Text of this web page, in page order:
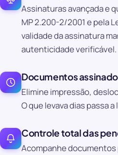
Assinaturas avançada e
MP 2.200-2/2001 e pela
validade da assinatura
autenticidade verificável.
Documentos
Elimine impressão,
O que levava dias passa
Controle total das
Acompanhe